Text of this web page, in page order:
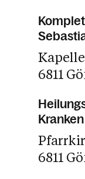
6811
Kranken
6811